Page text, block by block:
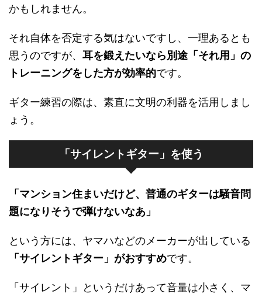
かもしれません。
それ自体を否定する気はないですし、一理あるとも
思うのですが、 耳を鍛えたいなら別途「それ用」の
トレーニングをした方が効率的です。
ギター練習の際は、素直に文明の利器を活用しまし
ょう。
「サイレントギター」を使う
「マンション住まいだけど、普通のギターは騒音問
題になりそうで弾けないなあ」
という方には、ヤマハなどのメーカーが出している
「サイレントギター」がおすすめです。
「サイレント」というだけあって音量は小さく、マ